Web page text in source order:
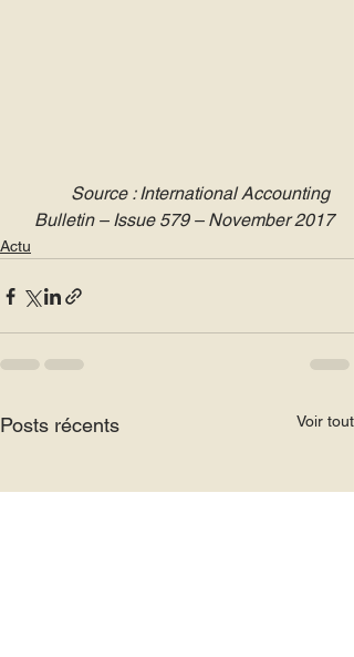
Source : International Accounting
Bulletin – Issue 579 – November 2017
Actu
Posts récents Voir tout